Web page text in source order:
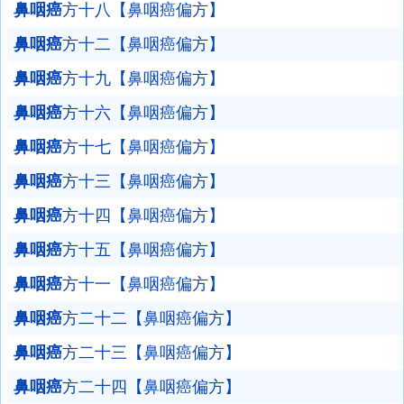
鼻咽癌方十八【鼻咽癌偏方】
鼻咽癌方十二【鼻咽癌偏方】
鼻咽癌方十九【鼻咽癌偏方】
鼻咽癌方十六【鼻咽癌偏方】
鼻咽癌方十七【鼻咽癌偏方】
鼻咽癌方十三【鼻咽癌偏方】
鼻咽癌方十四【鼻咽癌偏方】
鼻咽癌方十五【鼻咽癌偏方】
鼻咽癌方十一【鼻咽癌偏方】
鼻咽癌方二十二【鼻咽癌偏方】
鼻咽癌方二十三【鼻咽癌偏方】
鼻咽癌方二十四【鼻咽癌偏方】